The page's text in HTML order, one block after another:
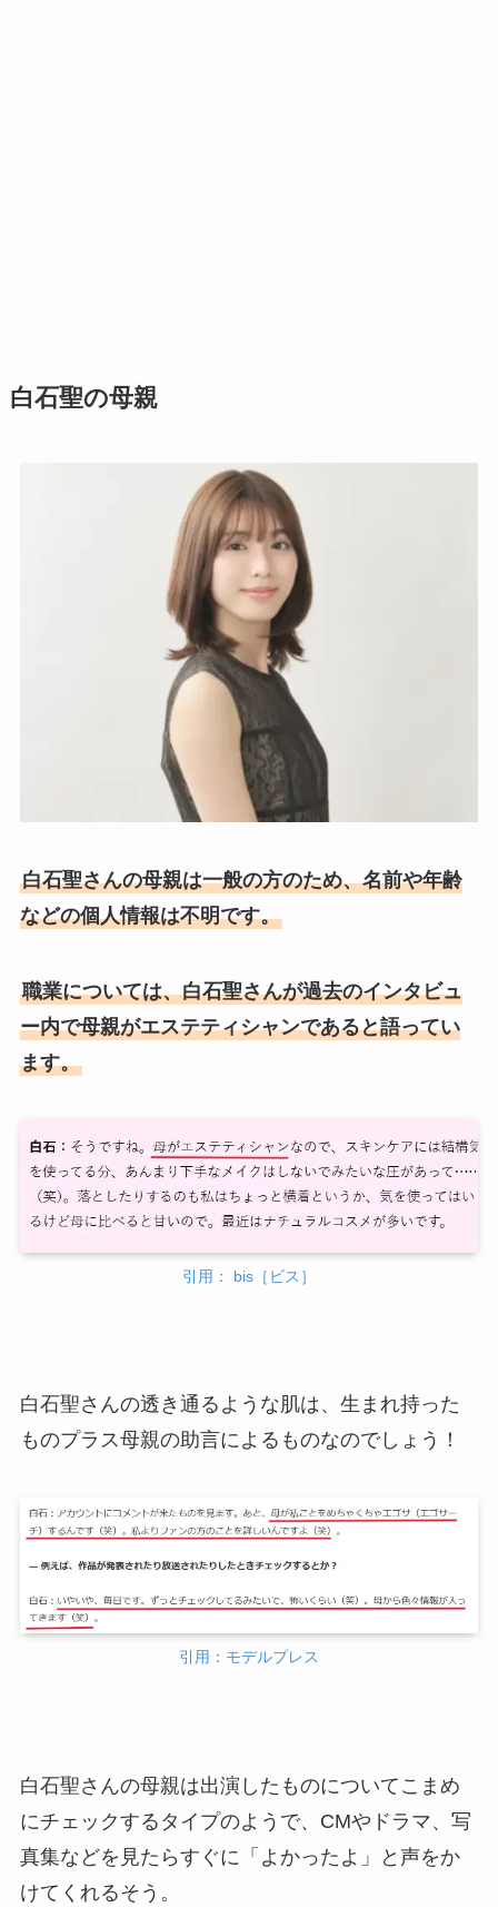
白石聖の母親
白石聖さんの母親は一般の方のため、名前や年齢
などの個人情報は不明です。
職業については、白石聖さんが過去のインタビュ
ー内で母親がエステティシャンであると語ってい
ます。
引用： bis［ビス］
白石聖さんの透き通るような肌は、生まれ持った
ものプラス母親の助言によるものなのでしょう！
引用：モデルプレス
白石聖さんの母親は出演したものについてこまめ
にチェックするタイプのようで、CMやドラマ、写
真集などを見たらすぐに「よかったよ」と声をか
けてくれるそう。